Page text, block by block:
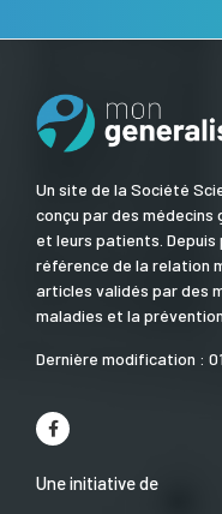
Un site de la Société
conçu par des médecins
et leurs patients. Depuis
référence de la relation
articles validés par des
maladies et la prévention.
Dernière modification :
Une initiative de